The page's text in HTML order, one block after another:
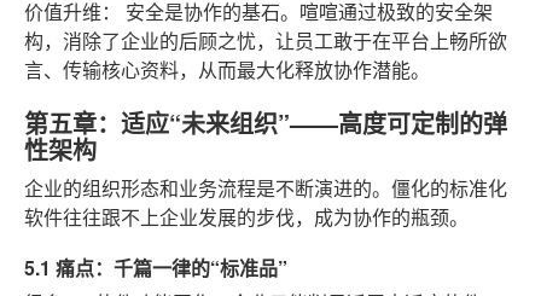
价值升维：
安全是协作的基石。喧喧通过极致的安全架
构，消除了企业的后顾之忧，让员工敢于在平台上畅所欲
言、传输核心资料，从而最大化释放协作潜能。
第五章：适应“未来组织”——高度可定制的弹
性架构
企业的组织形态和业务流程是不断演进的。僵化的标准化
软件往往跟不上企业发展的步伐，成为协作的瓶颈。
5.1 痛点：千篇一律的“标准品”